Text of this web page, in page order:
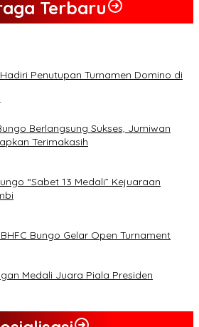
Terbaru
Penutupan Turnamen Domino di
Berlangsung Sukses, Jumiwan
Terimakasih
“Sabet 13 Medali” Kejuaraan
Bungo Gelar Open Turnament
Medali Juara Piala Presiden